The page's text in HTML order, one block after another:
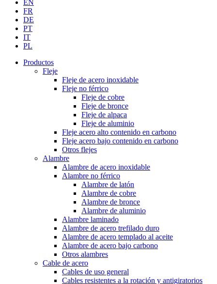
EN
FR
DE
PT
IT
PL
Productos
Fleje
Fleje de acero inoxidable
Fleje no férrico
Fleje de cobre
Fleje de bronce
Fleje de alpaca
Fleje de aluminio
Fleje acero alto contenido en carbono
Fleje acero bajo contenido en carbono
Otros flejes
Alambre
Alambre de acero inoxidable
Alambre no férrico
Alambre de latón
Alambre de cobre
Alambre de bronce
Alambre de aluminio
Alambre laminado
Alambre de acero trefilado duro
Alambre de acero templado al aceite
Alambre de acero bajo carbono
Otros alambres
Cable de acero
Cables de uso general
Cables resistentes a la rotación y antigiratorios